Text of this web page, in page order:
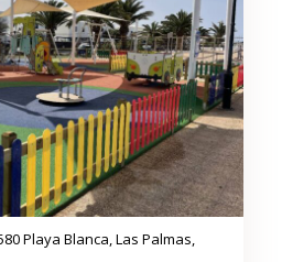
Playa Blanca, Las Palmas,